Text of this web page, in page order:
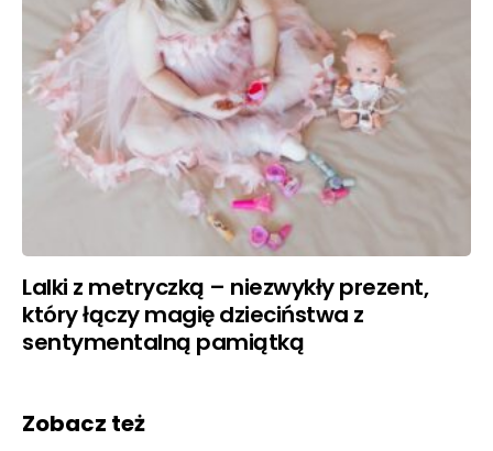
Lalki z metryczką – niezwykły prezent,
który łączy magię dzieciństwa z
sentymentalną pamiątką
Zobacz też